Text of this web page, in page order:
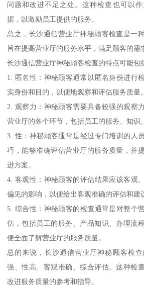
问题和改进不足之处。这种检查也可以
据，以激励员工提供的服务。
总之，长沙通信营业厅神秘顾客检查是一
旨在提高营业厅的服务水平，满足顾客的需
长沙通信营业厅神秘顾客检查的特点可能包
1. 匿名性：神秘顾客通常以匿名身份进行
实身份和目的，以便地观察和评估服务质量。
2. 观察力：神秘顾客需要具备较强的观察
营业厅的各个环节，包括员工的服务、知识
3. 性：神秘顾客通常是经过专门培训的人
巧，能够准确评估营业厅的服务质量，并
进方案。
4. 客观性：神秘顾客的评估结果应该客观
偏见的影响，以便给出客观准确的评估和建
5. 综合性：神秘顾客的检查通常是对整个
估，包括员工的服务、产品知识、办理流
便全面了解营业厅的服务质量。
总的来说，长沙通信营业厅神秘顾客检
强、性高、客观准确、综合评估。这种检
改进服务质量的参考和指导。